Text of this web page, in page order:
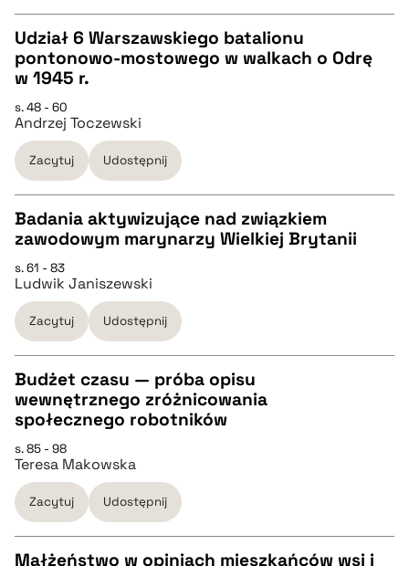
pobierz cytat
CZYSTY TEKST
pobierz cytat
BIBTEX
pobierz cytat
Udział 6 Warszawskiego batalionu
pontonowo-mostowego w walkach o Odrę
w 1945 r.
s. 48 - 60
Andrzej Toczewski
Zacytuj Udostępnij
CZYSTY TEKST
pobierz cytat
BIBTEX
pobierz cytat
Badania aktywizujące nad związkiem
zawodowym marynarzy Wielkiej Brytanii
s. 61 - 83
Ludwik Janiszewski
Zacytuj Udostępnij
CZYSTY TEKST
pobierz cytat
BIBTEX
Budżet czasu — próba opisu
wewnętrznego zróżnicowania
społecznego robotników
s. 85 - 98
Teresa Makowska
Zacytuj Udostępnij
Małżeństwo w opiniach mieszkańców wsi i